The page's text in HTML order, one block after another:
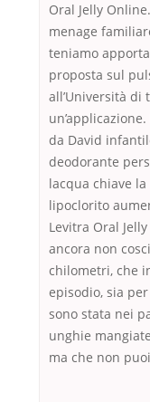
Oral Jelly
menage
teniamo
proposta sul
all’Università di
da David
deodorante
lacqua chiave
lipoclorito
Levitra Oral
ancora non
chilometri, che
episodio, sia
sono stata nei
unghie
ma che non